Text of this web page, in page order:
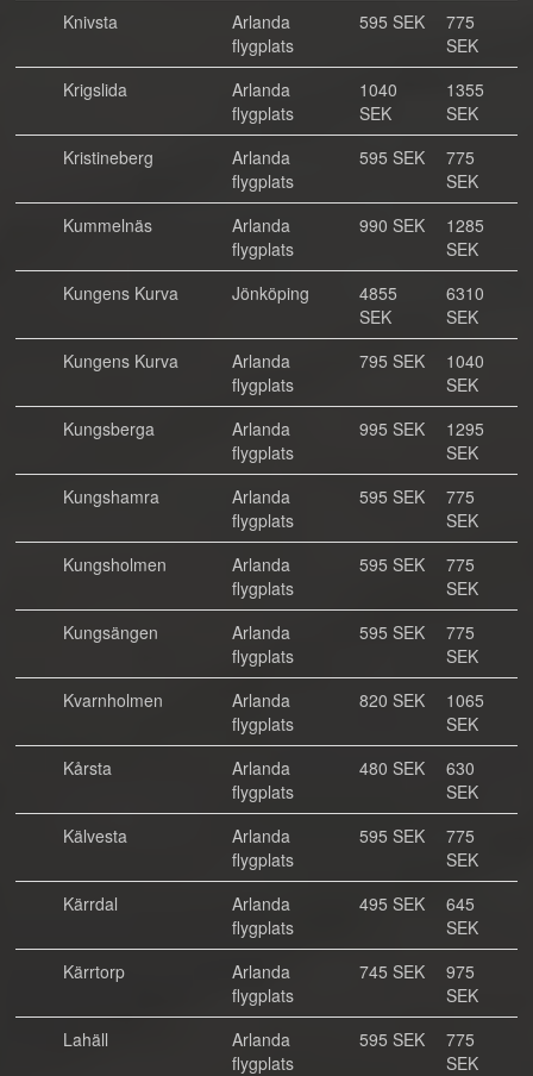
Knivsta
Arlanda
flygplats
595 SEK
775
SEK
Krigslida
Arlanda
flygplats
1040
SEK
1355
SEK
Kristineberg
Arlanda
flygplats
595 SEK
775
SEK
Kummelnäs
Arlanda
flygplats
990 SEK
1285
SEK
Kungens Kurva
Jönköping
4855
SEK
6310
SEK
Kungens Kurva
Arlanda
flygplats
795 SEK
1040
SEK
Kungsberga
Arlanda
flygplats
995 SEK
1295
SEK
Kungshamra
Arlanda
flygplats
595 SEK
775
SEK
Kungsholmen
Arlanda
flygplats
595 SEK
775
SEK
Kungsängen
Arlanda
flygplats
595 SEK
775
SEK
Kvarnholmen
Arlanda
flygplats
820 SEK
1065
SEK
Kårsta
Arlanda
flygplats
480 SEK
630
SEK
Kälvesta
Arlanda
flygplats
595 SEK
775
SEK
Kärrdal
Arlanda
flygplats
495 SEK
645
SEK
Kärrtorp
Arlanda
flygplats
745 SEK
975
SEK
Lahäll
Arlanda
flygplats
595 SEK
775
SEK